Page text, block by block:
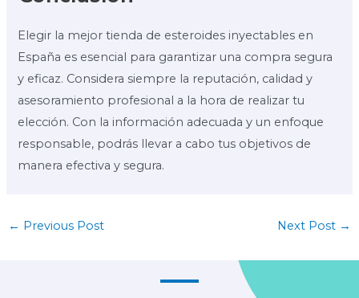
Elegir la mejor tienda de esteroides inyectables en
España es esencial para garantizar una compra segura
y eficaz. Considera siempre la reputación, calidad y
asesoramiento profesional a la hora de realizar tu
elección. Con la información adecuada y un enfoque
responsable, podrás llevar a cabo tus objetivos de
manera efectiva y segura.
← Previous Post Next Post →